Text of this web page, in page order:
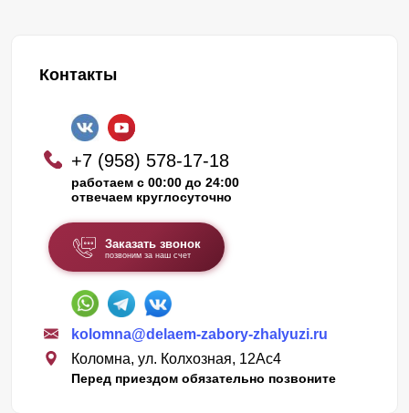
Контакты
+7 (958) 578-17-18
работаем с 00:00 до 24:00
отвечаем круглосуточно
Заказать звонок
позвоним за наш счет
kolomna@delaem-zabory-zhalyuzi.ru
Коломна, ул. Колхозная, 12Ас4
Перед приездом обязательно позвоните